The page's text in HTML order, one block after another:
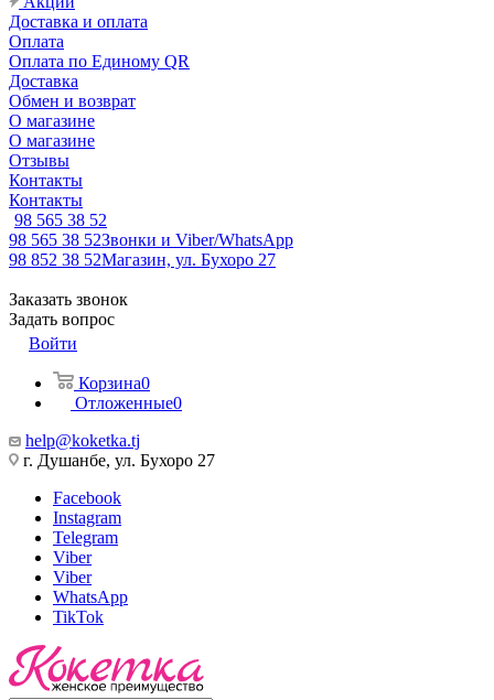
Доставка и оплата
Оплата
Оплата по Единому QR
Доставка
Обмен и возврат
О магазине
О магазине
Отзывы
Контакты
Контакты
98 565 38 52
98 565 38 52Звонки и Viber/WhatsApp
98 852 38 52Магазин, ул. Бухоро 27
Заказать звонок
Задать вопрос
Войти
Корзина0
Отложенные0
help@koketka.tj
г. Душанбе, ул. Бухоро 27
Facebook
Instagram
Telegram
Viber
Viber
WhatsApp
TikTok